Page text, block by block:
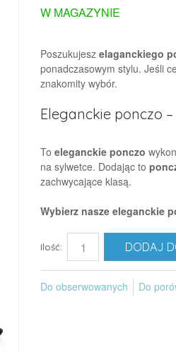
W MAGAZYNIE
Poszukujesz elaganckiego
ponadczasowym stylu. Jeśli
znakomity wybór.
Eleganckie ponczo
To eleganckie ponczo
na sylwetce. Dodając to
zachwycające klasą.
Wybierz nasze eleganckie
Ilość: DODAJ
Do obserwowanych Do